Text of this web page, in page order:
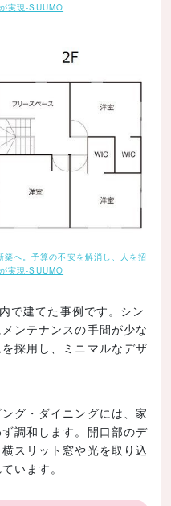
実現-SUUMO
築へ。予算の不安を解消し、人を招
実現-SUUMO
で建てた事例です。シン
ンテナンスの手間が少な
採用し、ミニマルなデザ
グ・ダイニングには、家
調和します。開口部のデ
スリット窓や光を取り込
います。